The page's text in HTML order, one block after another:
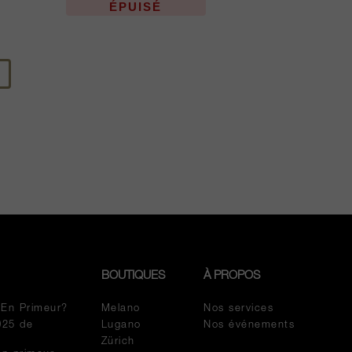
ÉPUISÉ
Primeur?
de
BOUTIQUES
Melano
Lugano
Zürich
À PROPOS
Nos services
Nos événements